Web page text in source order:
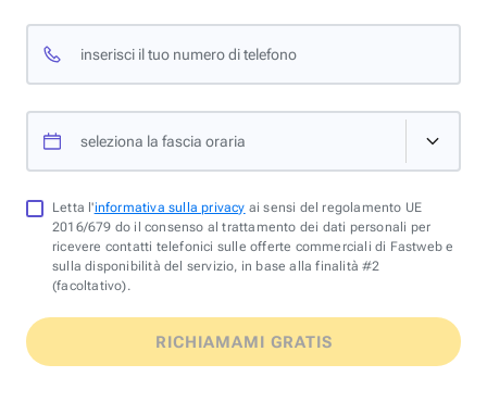
inserisci il tuo numero di telefono
seleziona la fascia oraria
Letta l'informativa sulla privacy ai sensi del regolamento UE
2016/679 do il consenso al trattamento dei dati personali per
ricevere contatti telefonici sulle offerte commerciali di Fastweb e
sulla disponibilità del servizio, in base alla finalità #2
(facoltativo).
RICHIAMAMI GRATIS